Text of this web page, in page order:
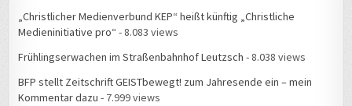
„Christlicher Medienverbund KEP“ heißt künftig „Christliche
Medieninitiative pro“ - 8.083 views
Frühlingserwachen im Straßenbahnhof Leutzsch - 8.038 views
BFP stellt Zeitschrift GEISTbewegt! zum Jahresende ein – mein
Kommentar dazu - 7.999 views